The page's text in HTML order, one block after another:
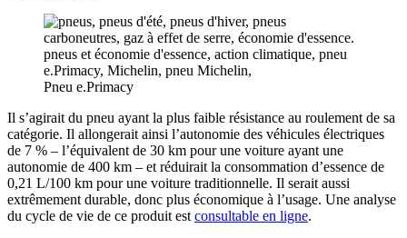
Pneu e.Primacy
Il s’agirait du pneu ayant la plus faible résistance au roulement de sa
catégorie. Il allongerait ainsi l’autonomie des véhicules électriques
de 7 % – l’équivalent de 30 km pour une voiture ayant une
autonomie de 400 km – et réduirait la consommation d’essence de
0,21 L/100 km pour une voiture traditionnelle. Il serait aussi
extrêmement durable, donc plus économique à l’usage. Une analyse
du cycle de vie de ce produit est consultable en ligne.